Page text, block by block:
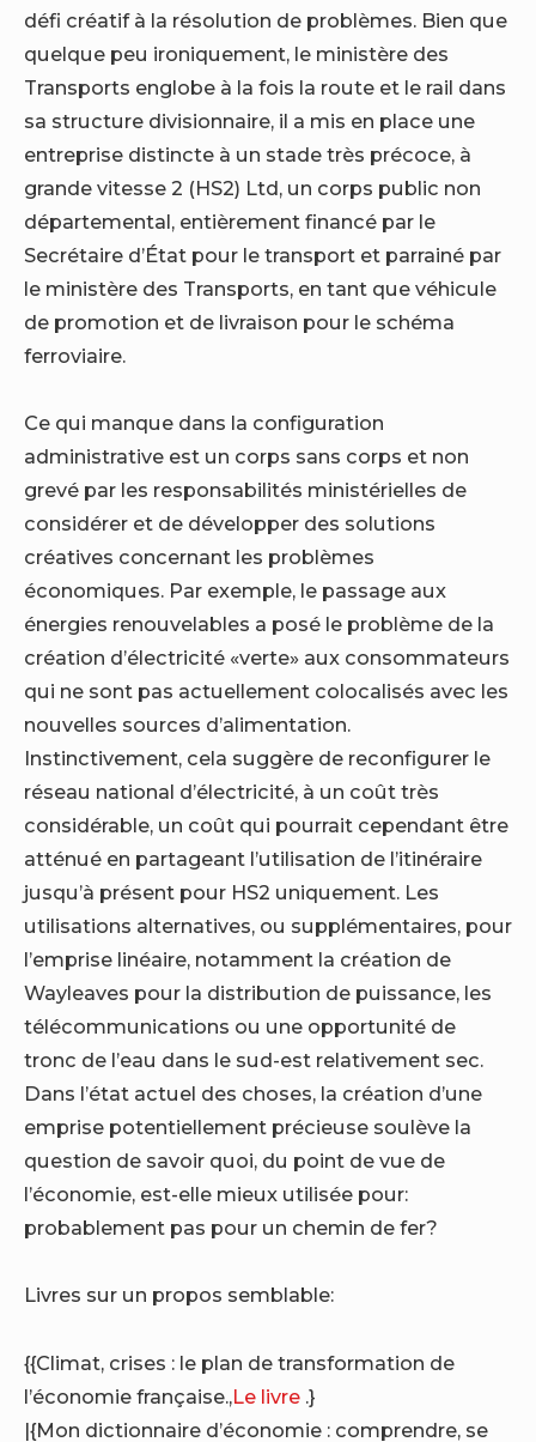
défi créatif à la résolution de problèmes. Bien que
quelque peu ironiquement, le ministère des
Transports englobe à la fois la route et le rail dans
sa structure divisionnaire, il a mis en place une
entreprise distincte à un stade très précoce, à
grande vitesse 2 (HS2) Ltd, un corps public non
départemental, entièrement financé par le
Secrétaire d’État pour le transport et parrainé par
le ministère des Transports, en tant que véhicule
de promotion et de livraison pour le schéma
ferroviaire.
Ce qui manque dans la configuration
administrative est un corps sans corps et non
grevé par les responsabilités ministérielles de
considérer et de développer des solutions
créatives concernant les problèmes
économiques. Par exemple, le passage aux
énergies renouvelables a posé le problème de la
création d’électricité «verte» aux consommateurs
qui ne sont pas actuellement colocalisés avec les
nouvelles sources d’alimentation.
Instinctivement, cela suggère de reconfigurer le
réseau national d’électricité, à un coût très
considérable, un coût qui pourrait cependant être
atténué en partageant l’utilisation de l’itinéraire
jusqu’à présent pour HS2 uniquement. Les
utilisations alternatives, ou supplémentaires, pour
l’emprise linéaire, notamment la création de
Wayleaves pour la distribution de puissance, les
télécommunications ou une opportunité de
tronc de l’eau dans le sud-est relativement sec.
Dans l’état actuel des choses, la création d’une
emprise potentiellement précieuse soulève la
question de savoir quoi, du point de vue de
l’économie, est-elle mieux utilisée pour:
probablement pas pour un chemin de fer?
Livres sur un propos semblable:
{{Climat, crises : le plan de transformation de
l’économie française.,Le livre .}
|{Mon dictionnaire d’économie : comprendre, se